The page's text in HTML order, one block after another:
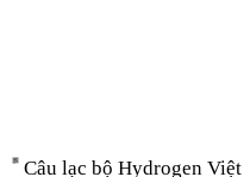
Câu lạc bộ Hydrogen Việt